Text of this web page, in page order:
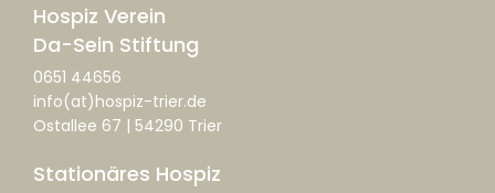
Hospiz Verein
Da-Sein Stiftung
0651 44656
info(at)hospiz-trier.de
Ostallee 67 | 54290 Trier
Stationäres Hospiz